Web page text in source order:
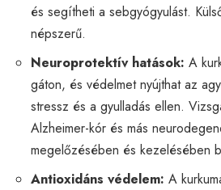
és segítheti a sebgyógyulást.
népszerű.
Neuroprotektív hatások: A
gáton, és védelmet nyújthat az
stressz és a gyulladás ellen.
Alzheimer-kór és más
megelőzésében és kezelésében
Antioxidáns védelem: A